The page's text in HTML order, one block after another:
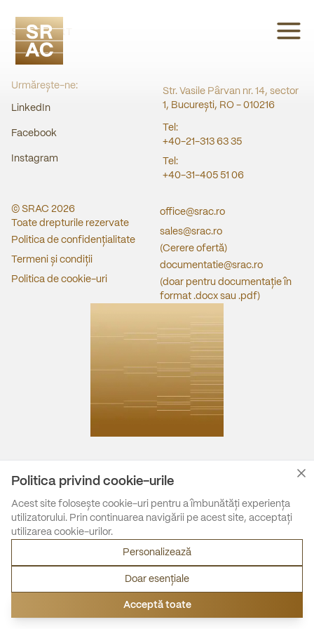
SRAC CERT
Urmărește-ne:
LinkedIn
Facebook
Instagram
Str. Vasile Pârvan nr. 14, sector
1, București, RO - 010216
Tel:
+40-21-313 63 35
Tel:
+40-31-405 51 06
© SRAC 2026
Toate drepturile rezervate
Politica de confidențialitate
Termeni și condiții
Politica de cookie-uri
office@srac.ro
sales@srac.ro
(Cerere ofertă)
documentatie@srac.ro
(doar pentru documentație în
format .docx sau .pdf)
Politica privind cookie-urile
Acest site folosește cookie-uri pentru a îmbunătăți experiența
utilizatorului. Prin continuarea navigării pe acest site, acceptați
utilizarea cookie-urilor.
Personalizează
Doar esențiale
Acceptă toate